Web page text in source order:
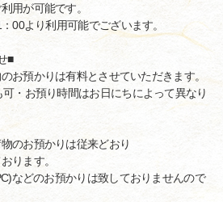
用が可能です。
00より利用可能でございます。
■
お預かりは有料とさせていただきます。
・お預り時間はお日にちによって異なり
のお預かりは従来どおり
ります。
などのお預かりは致しておりませんので